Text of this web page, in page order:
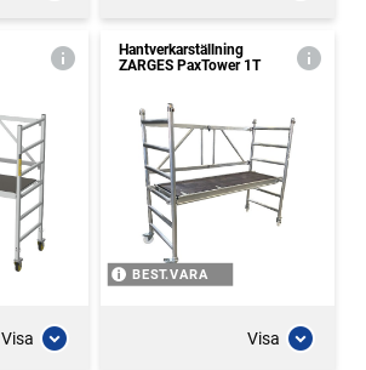
Visa
Hantverkarställning
ZARGES PaxTower 1T
BEST.VARA
Visa